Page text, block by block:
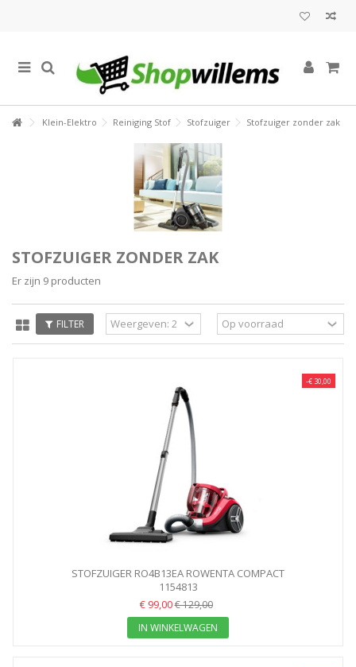
Klein-Elektro Reiniging Stof Stofzuiger Stofzuiger zonder zak
STOFZUIGER ZONDER ZAK
Er zijn 9 producten
FILTER
-€ 30,00
STOFZUIGER RO4B13EA ROWENTA COMPACT
1154813
€ 99,00€ 129,00
IN WINKELWAGEN